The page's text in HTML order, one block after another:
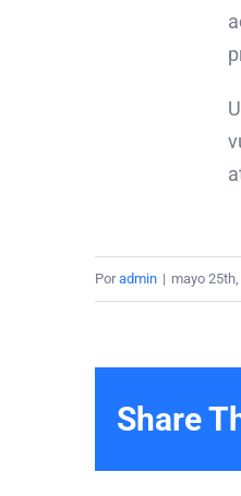
Poradmin | mayo
Share